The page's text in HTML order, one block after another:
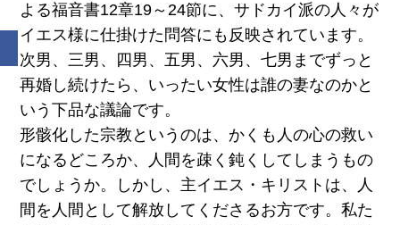
よる福音書12章19～24節に、サドカイ派の人々が
イエス様に仕掛けた問答にも反映されています。
次男、三男、四男、五男、六男、七男までずっと
再婚し続けたら、いったい女性は誰の妻なのかと
いう下品な議論です。
形骸化した宗教というのは、かくも人の心の救い
になるどころか、人間を疎く鈍くしてしまうもの
でしょうか。しかし、主イエス・キリストは、人
間を人間として解放してくださるお方です。私た